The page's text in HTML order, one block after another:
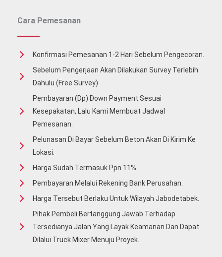
Cara Pemesanan
Konfirmasi Pemesanan 1-2 Hari Sebelum Pengecoran.
Sebelum Pengerjaan Akan Dilakukan Survey Terlebih
Dahulu (free Survey).
Pembayaran (Dp) Down Payment Sesuai
Kesepakatan, Lalu Kami Membuat Jadwal
Pemesanan.
Pelunasan Di Bayar Sebelum Beton Akan Di Kirim Ke
Lokasi.
Harga Sudah Termasuk Ppn 11%.
Pembayaran Melalui Rekening Bank Perusahan.
Harga Tersebut Berlaku Untuk Wilayah Jabodetabek.
Pihak Pembeli Bertanggung Jawab Terhadap
Tersedianya Jalan Yang Layak Keamanan Dan Dapat
Dilalui Truck Mixer Menuju Proyek.